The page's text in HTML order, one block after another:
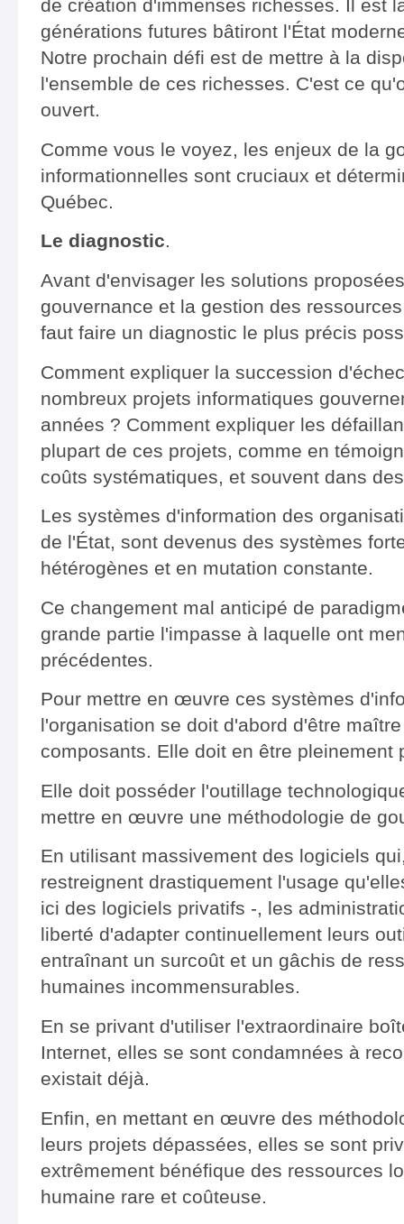
de création d'immenses richesses. Il est
générations futures bâtiront l'État
Notre prochain défi est de mettre à la
l'ensemble de ces richesses. C'est ce
ouvert.
Comme vous le voyez, les enjeux de la
informationnelles sont cruciaux et
Québec.
Le diagnostic.
Avant d'envisager les solutions
gouvernance et la gestion des
faut faire un diagnostic le plus précis
Comment expliquer la succession
nombreux projets informatiques
années ? Comment expliquer les
plupart de ces projets, comme en
coûts systématiques, et souvent dans
Les systèmes d'information des
de l'État, sont devenus des systèmes
hétérogènes et en mutation constante.
Ce changement mal anticipé de
grande partie l'impasse à laquelle ont
précédentes.
Pour mettre en œuvre ces systèmes
l'organisation se doit d'abord d'être
composants. Elle doit en être pleinement
Elle doit posséder l'outillage
mettre en œuvre une méthodologie de
En utilisant massivement des logiciels
restreignent drastiquement l'usage
ici des logiciels privatifs -, les
liberté d'adapter continuellement leurs
entraînant un surcoût et un gâchis de
humaines incommensurables.
En se privant d'utiliser l'extraordinaire
Internet, elles se sont condamnées à
existait déjà.
Enfin, en mettant en œuvre des
leurs projets dépassées, elles se sont
extrêmement bénéfique des ressources
humaine rare et coûteuse.